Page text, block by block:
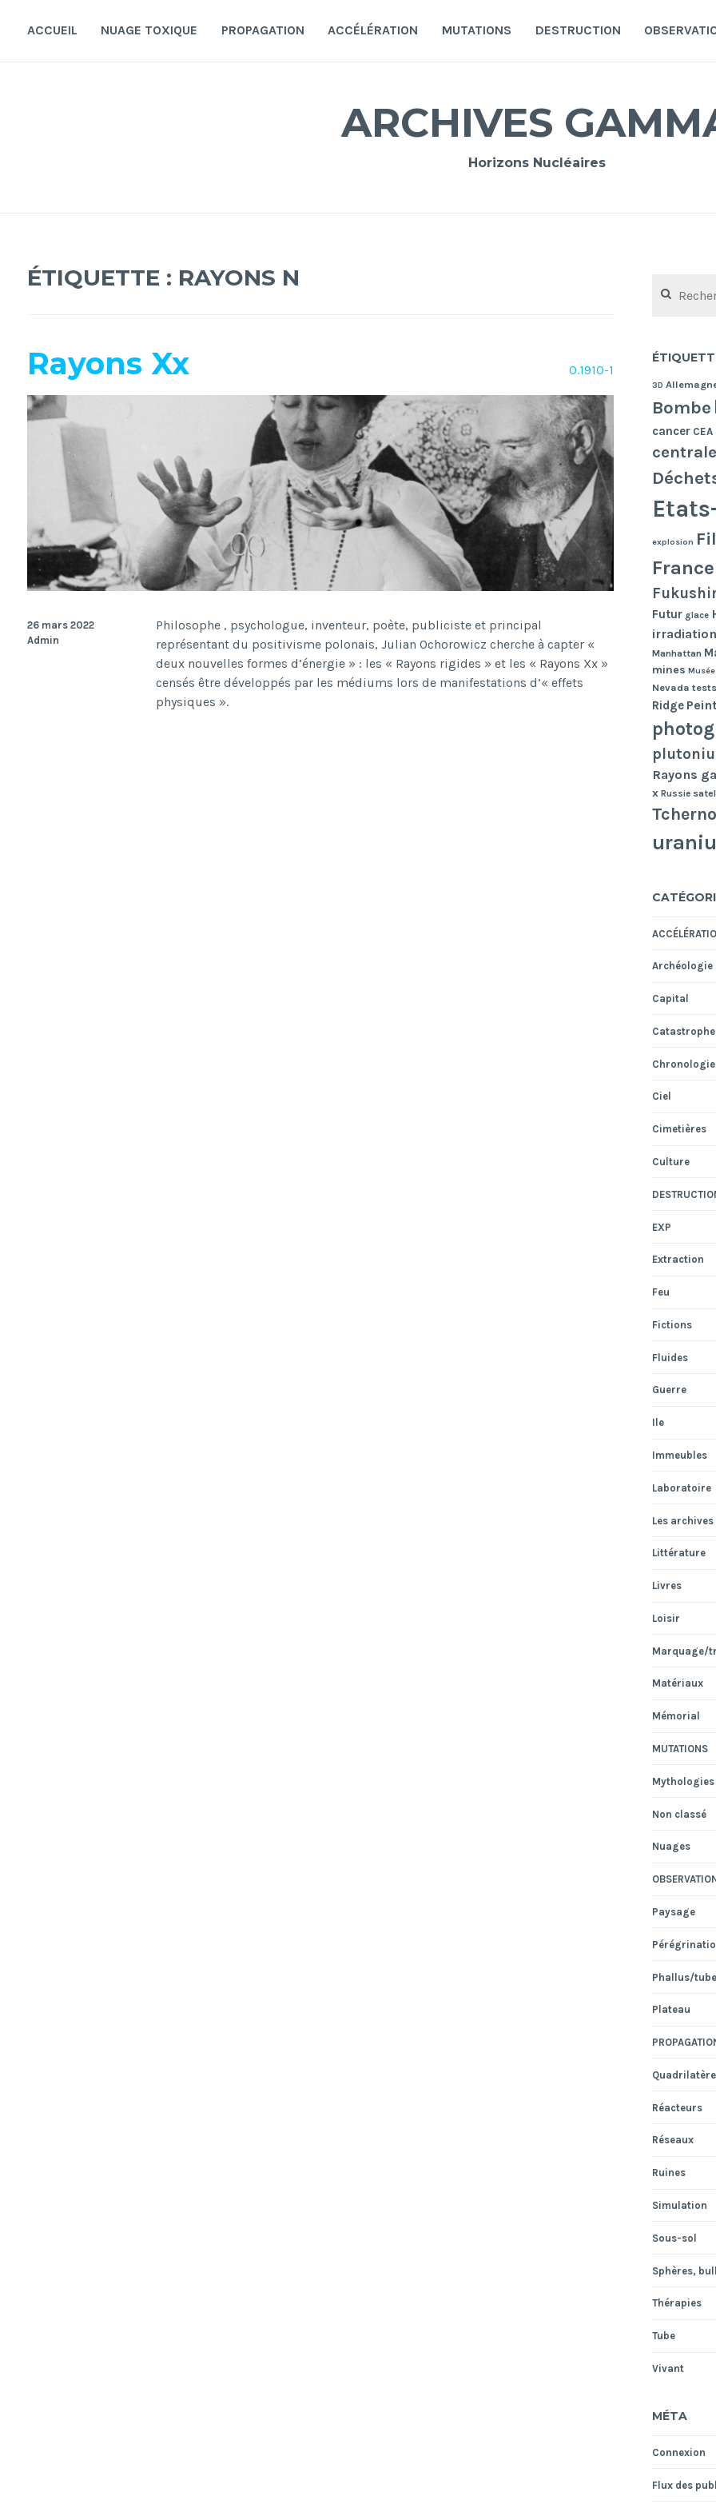
ACCUEIL NUAGE TOXIQUE PROPAGATION ACCÉLÉRATION MUTATIONS DESTRUCTION
ARCHIVES
Horizons Nucléaires
ÉTIQUETTE : RAYONS N
Rayons Xx O.1910-1
Philosophe , psychologue, inventeur, poète, publiciste et principal
représentant du positivisme polonais, Julian Ochorowicz cherche à capter «
deux nouvelles formes d’énergie » : les « Rayons rigides » et les « Rayons Xx »
censés être développés par les médiums lors de manifestations d’« effets
physiques ».
26 mars 2022
Admin
3D
Bombe
cancer CEA
explosion
France
Futur glace
irradiation
Manhattan
mines Musée
Nevada
Ridge
Rayons
x Russie
Archéologie
Capital
Catastrophe
Ciel
Cimetières
Culture
EXP
Extraction
Feu
Fictions
Fluides
Guerre
Ile
Immeubles
Laboratoire
Les archives
Littérature
Livres
Loisir
Marquage/
Matériaux
Mémorial
MUTATIONS
Mythologies
Non classé
Nuages
Paysage
Phallus/
Plateau
Réacteurs
Réseaux
Ruines
Simulation
Sous-sol
Sphères,
Thérapies
Tube
Vivant
MÉTA
Connexion
Flux des